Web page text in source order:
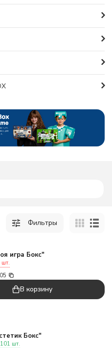
Фильтры
игра Бокс"
шт.
В корзину
Бокс"
шт.